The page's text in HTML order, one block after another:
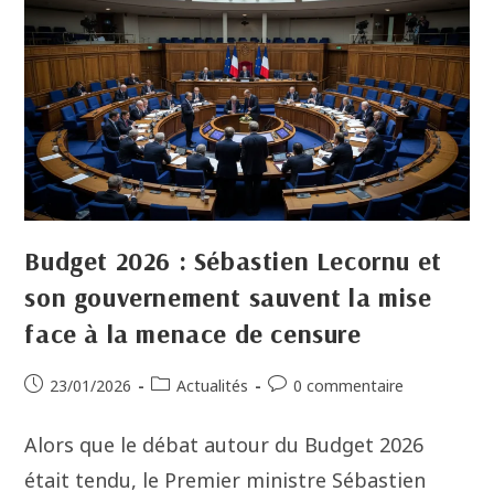
Budget 2026 : Sébastien Lecornu et
son gouvernement sauvent la mise
face à la menace de censure
23/01/2026 Actualités 0 commentaire
Alors que le débat autour du Budget 2026
était tendu, le Premier ministre Sébastien